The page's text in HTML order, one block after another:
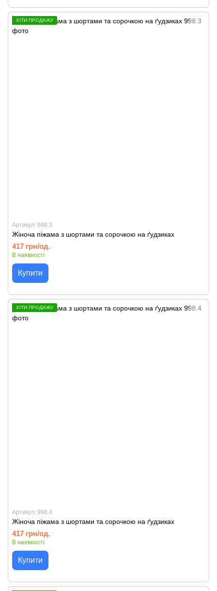
ХІТИ ПРОДАЖУ
Артикул: 998.3
Жіноча піжама з шортами та сорочкою на ґудзиках
417 грн/од.
В наявності
Купити
ХІТИ ПРОДАЖУ
Артикул: 998.4
Жіноча піжама з шортами та сорочкою на ґудзиках
417 грн/од.
В наявності
Купити